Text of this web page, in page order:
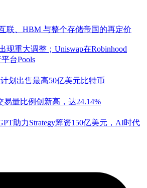
、HBM 与整个存储帝国的再定价
现重大调整；Uniswap在Robinhood
台Pools
划出售最高50亿美元比特币
量比例创新高，达24.14%
助力Strategy筹资150亿美元，AI时代